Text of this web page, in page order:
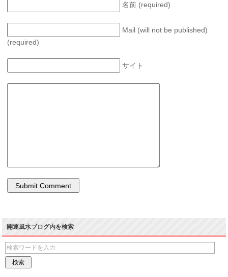
名前 (required)
Mail (will not be published)
(required)
サイト
開運風水ブログ内を検索